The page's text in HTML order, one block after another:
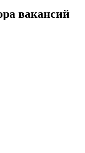
вакансий